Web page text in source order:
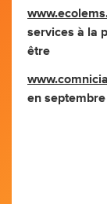
services à la
être
en